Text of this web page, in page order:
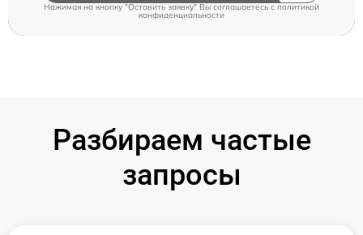
Нажимая на кнопку "Оставить заявку" Вы соглашаетесь cполитикой
конфиденциальности
Разбираем частые
запросы